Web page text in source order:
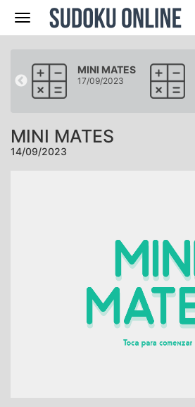
Navegación
MINI MATES
17/09/2023
MINI MATES
14/09/2023